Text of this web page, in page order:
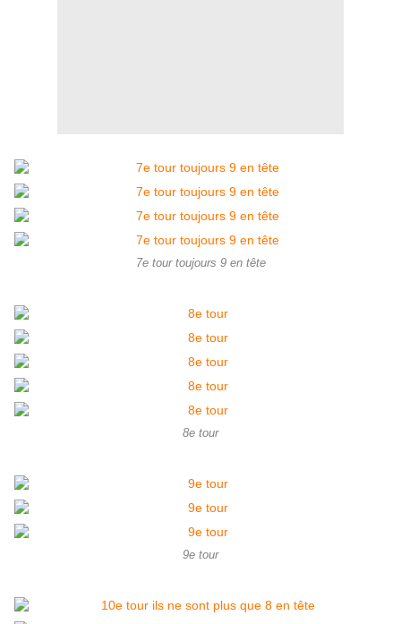
7e tour toujours 9 en tête
8e tour
9e tour